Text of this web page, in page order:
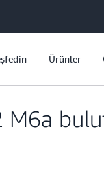
Ürünler
M6a